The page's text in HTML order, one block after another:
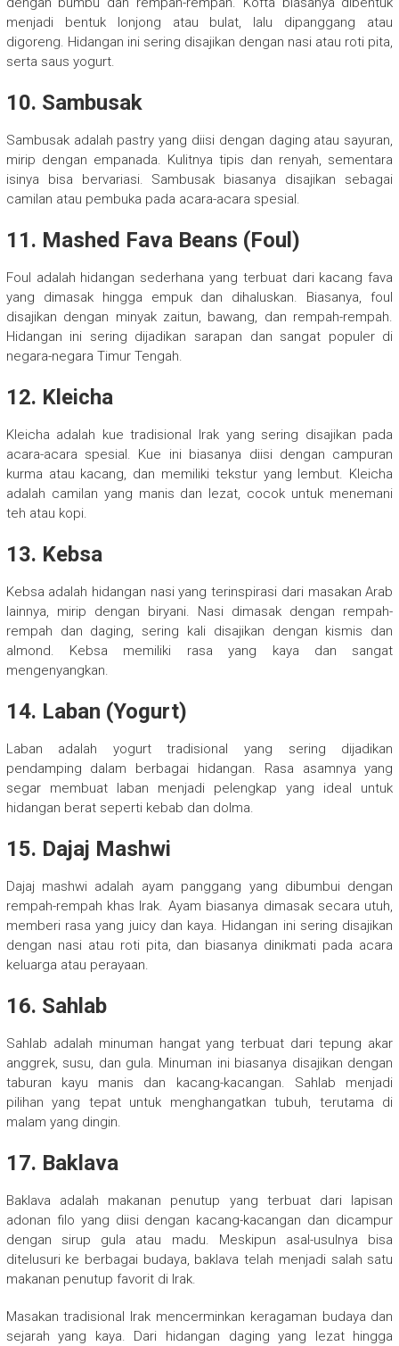
menjadi bentuk lonjong atau bulat, lalu dipanggang atau
digoreng. Hidangan ini sering disajikan dengan nasi atau roti pita,
serta saus yogurt.
10. Sambusak
Sambusak adalah pastry yang diisi dengan daging atau sayuran,
mirip dengan empanada. Kulitnya tipis dan renyah, sementara
isinya bisa bervariasi. Sambusak biasanya disajikan sebagai
camilan atau pembuka pada acara-acara spesial.
11. Mashed Fava Beans (Foul)
Foul adalah hidangan sederhana yang terbuat dari kacang fava
yang dimasak hingga empuk dan dihaluskan. Biasanya, foul
disajikan dengan minyak zaitun, bawang, dan rempah-rempah.
Hidangan ini sering dijadikan sarapan dan sangat populer di
negara-negara Timur Tengah.
12. Kleicha
Kleicha adalah kue tradisional Irak yang sering disajikan pada
acara-acara spesial. Kue ini biasanya diisi dengan campuran
kurma atau kacang, dan memiliki tekstur yang lembut. Kleicha
adalah camilan yang manis dan lezat, cocok untuk menemani
teh atau kopi.
13. Kebsa
Kebsa adalah hidangan nasi yang terinspirasi dari masakan Arab
lainnya, mirip dengan biryani. Nasi dimasak dengan rempah-
rempah dan daging, sering kali disajikan dengan kismis dan
almond. Kebsa memiliki rasa yang kaya dan sangat
mengenyangkan.
14. Laban (Yogurt)
Laban adalah yogurt tradisional yang sering dijadikan
pendamping dalam berbagai hidangan. Rasa asamnya yang
segar membuat laban menjadi pelengkap yang ideal untuk
hidangan berat seperti kebab dan dolma.
15. Dajaj Mashwi
Dajaj mashwi adalah ayam panggang yang dibumbui dengan
rempah-rempah khas Irak. Ayam biasanya dimasak secara utuh,
memberi rasa yang juicy dan kaya. Hidangan ini sering disajikan
dengan nasi atau roti pita, dan biasanya dinikmati pada acara
keluarga atau perayaan.
16. Sahlab
Sahlab adalah minuman hangat yang terbuat dari tepung akar
anggrek, susu, dan gula. Minuman ini biasanya disajikan dengan
taburan kayu manis dan kacang-kacangan. Sahlab menjadi
pilihan yang tepat untuk menghangatkan tubuh, terutama di
malam yang dingin.
17. Baklava
Baklava adalah makanan penutup yang terbuat dari lapisan
adonan filo yang diisi dengan kacang-kacangan dan dicampur
dengan sirup gula atau madu. Meskipun asal-usulnya bisa
ditelusuri ke berbagai budaya, baklava telah menjadi salah satu
makanan penutup favorit di Irak.
Masakan tradisional Irak mencerminkan keragaman budaya dan
sejarah yang kaya. Dari hidangan daging yang lezat hingga